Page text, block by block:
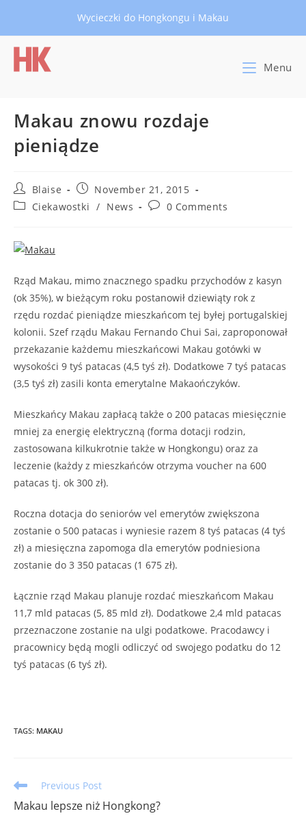
Wycieczki do Hongkongu i Makau
Menu
Makau znowu rozdaje
pieniądze
Post
author:
Blaise
Post
published:
November 21, 2015
PostCiekawostki / News
Post0 Comments
Rząd Makau, mimo znacznego spadku przychodów z kasyn
(ok 35%), w bieżącym roku postanowił dziewiąty rok z
rzędu rozdać pieniądze mieszkańcom tej byłej portugalskiej
kolonii. Szef rządu Makau Fernando Chui Sai, zaproponował
przekazanie każdemu mieszkańcowi Makau gotówki w
wysokości 9 tyś patacas (4,5 tyś zł). Dodatkowe 7 tyś patacas
(3,5 tyś zł) zasili konta emerytalne Makaończyków.
Mieszkańcy Makau zapłacą także o 200 patacas miesięcznie
mniej za energię elektryczną (forma dotacji rodzin,
zastosowana kilkukrotnie także w Hongkongu) oraz za
leczenie (każdy z mieszkańców otrzyma voucher na 600
patacas tj. ok 300 zł).
Roczna dotacja do seniorów vel emerytów zwiększona
zostanie o 500 patacas i wyniesie razem 8 tyś patacas (4 tyś
zł) a miesięczna zapomoga dla emerytów podniesiona
zostanie do 3 350 patacas (1 675 zł).
Łącznie rząd Makau planuje rozdać mieszkańcom Makau
11,7 mld patacas (5, 85 mld zł). Dodatkowe 2,4 mld patacas
przeznaczone zostanie na ulgi podatkowe. Pracodawcy i
pracownicy będą mogli odliczyć od swojego podatku do 12
tyś patacas (6 tyś zł).
TAGS: MAKAU
Read
more
articles
Previous Post
Makau lepsze niż Hongkong?